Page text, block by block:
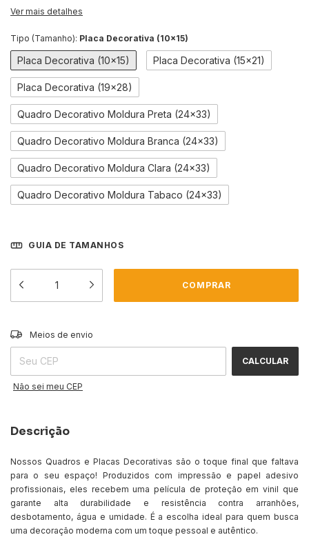
Ver mais detalhes
Tipo (Tamanho): Placa Decorativa (10x15)
Placa Decorativa (10x15) Placa Decorativa (15x21)
Placa Decorativa (19x28)
Quadro Decorativo Moldura Preta (24x33)
Quadro Decorativo Moldura Branca (24x33)
Quadro Decorativo Moldura Clara (24x33)
Quadro Decorativo Moldura Tabaco (24x33)
GUIA DE TAMANHOS
Entregas para o CEP:
Meios de envio
CALCULAR
Não sei meu CEP
Descrição
Nossos Quadros e Placas Decorativas são o toque final que faltava
para o seu espaço! Produzidos com impressão e papel adesivo
profissionais, eles recebem uma película de proteção em vinil que
garante alta durabilidade e resistência contra arranhões,
desbotamento, água e umidade. É a escolha ideal para quem busca
uma decoração moderna com um toque pessoal e autêntico.